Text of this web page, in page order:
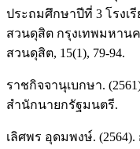
ประถมศึกษาปีที่ 3 โรงเ
สวนดุสิต กรุงเทพมหาน
สวนดุสิต, 15(1), 79-94.
ราชกิจจานุเบกษา.
สำนักนายกรัฐมนตรี.
เลิศพร อุดมพงษ์.